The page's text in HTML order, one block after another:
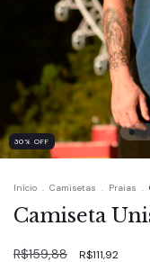
30 % OFF
Início . Camisetas . Praias .
Camiseta
R$159,88 R$111,92